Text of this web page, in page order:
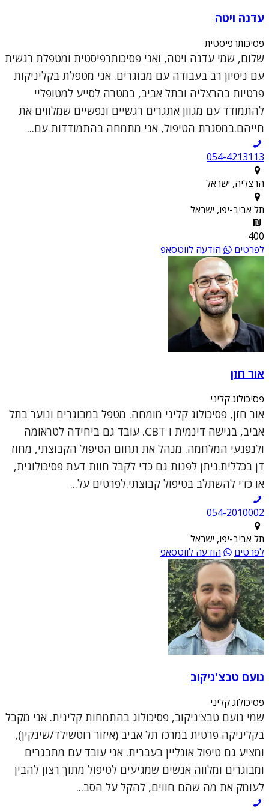
עדנה ויטה
פסיכותרפיסטית
שלום, שמי עדנה ויטה, ואני פסיכותרפיסטית ומטפלת רגשית
עם ניסיון רב בעבודה עם מבוגרים. אני מטפלת בקליניקות
פרטיות בהרצליה ובתל אביב, במטרה לסייע למטופליי
להתמודד עם מגוון אתגרים רגשיים ונפשיים שמלווים את
חייהם.במסגרת הטיפול, אני מתמחה בהתמודדות עם...
054-4213113
הרצליה, ישראל
תל אביב-יפו, ישראל
400
לפרטים
הודעה לווטסאפ
אור חזן
פסיכולוג קליני
אור חזן, פסיכולוג קליני מומחה. מטפל במבוגרים ונוער בתל
אביב, בגישה דינמית ו CBT. עובד גם ביחידה לטראומה
ולנפגעי המלחמה. מנהל את תחום הטיפול הקבוצתי, מחוז
דן בכללית.ניתן לפנות גם כדי לקבל חוות דעת פסיכולוגית,
או כדי להשתלב בטיפול קבוצתי.לפרטים על...
054-2010002
תל אביב-יפו, ישראל
לפרטים
הודעה לווטסאפ
נועם טבצ'ניקוב
פסיכולוג קליני
שמי נועם טבצ'ניקוב, פסיכולוג בהתמחות קלינית. אני מקבל
בקליניקה פרטית במרכז תל אביב (איזור רוטשילד/שינקין),
ומציע גם טיפול אונליין בעברית. אני עובד עם מתבגרים
ומבוגרים ומלווה אנשים שמגיעים לטיפול מתוך רצון להבין
לעומק את מה שהם חווים, להקל על הסב...